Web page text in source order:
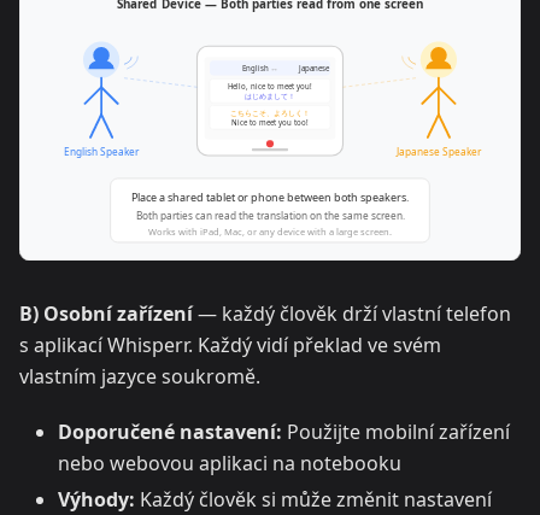
B) Osobní zařízení— každý člověk drží vlastní telefon
s aplikací Whisperr. Každý vidí překlad ve svém
vlastním jazyce soukromě.
Doporučené nastavení: Použijte mobilní zařízení
nebo webovou aplikaci na notebooku
Výhody: Každý člověk si může změnit nastavení